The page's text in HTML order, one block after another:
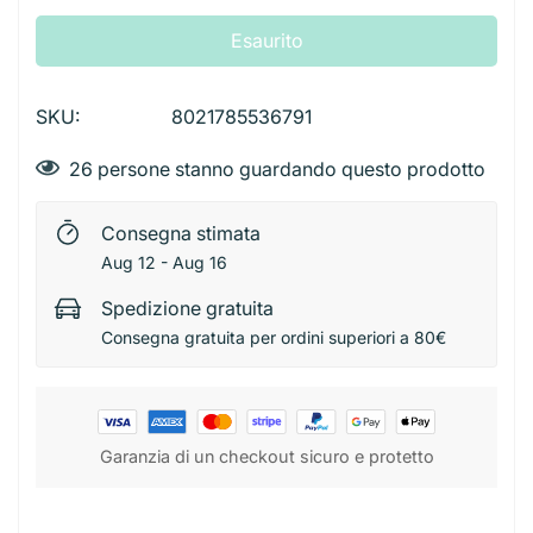
Esaurito
SKU: 8021785536791
26 persone stanno guardando questo prodotto
Consegna stimata
Aug 12 - Aug 16
Spedizione gratuita
Consegna gratuita per ordini superiori a 80€
Garanzia di un checkout sicuro e protetto